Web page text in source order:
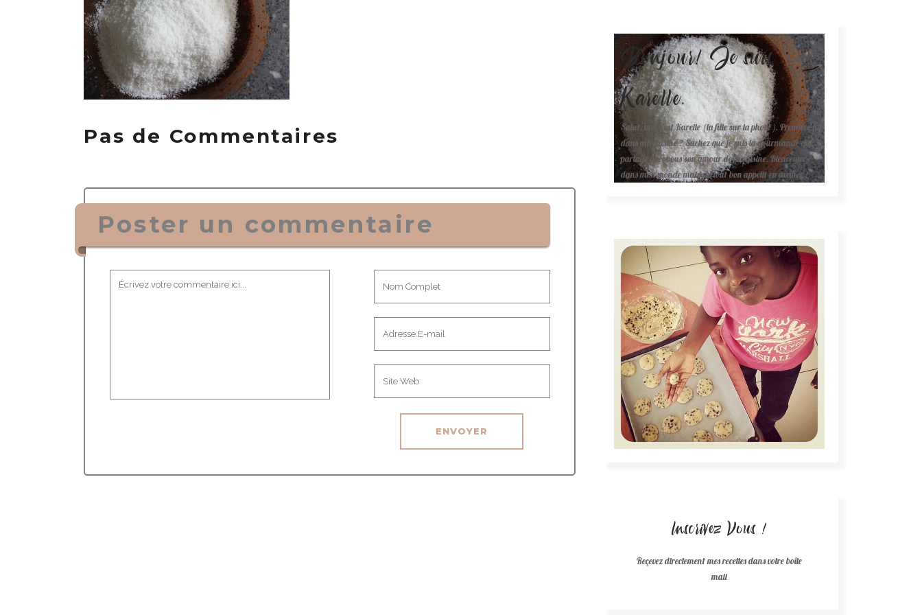
Pas de Commentaires
Poster un commentaire
Bonjour! Je suis
Karelle.
Salut, moi c'est Karelle (la fille sur la photo ). Première fois
dans ma cuisine ? Sachez que je suis la gourmande qui
partage avec vous son amour de la cuisine. Bienvenue
dans mon monde mais surtout bon appétit en avance !
Inscrivez Vous !
Reçevez directement mes recettes dans votre boîte
mail